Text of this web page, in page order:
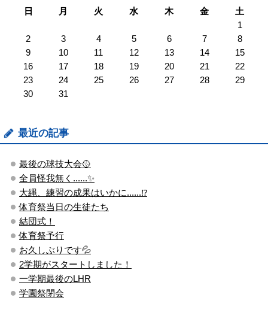
日
月 火 水 木 金
土
1
2
3 4 5 6 7
8
9
10 11 12 13 14
15
16
17 18 19 20 21
22
23
24 25 26 27 28
29
30
31
最近の記事
最後の球技大会🥎
全員怪我無く......✨
大縄、練習の成果はいかに......⁉
体育祭当日の生徒たち
結団式！
体育祭予行
お久しぶりです💦
2学期がスタートしました！
一学期最後のLHR
学園祭閉会